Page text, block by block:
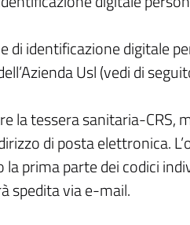
di identificazione digitale
Usl (vedi di
la tessera sanitaria-CRS,
di posta elettronica.
prima parte dei codici
spedita via e-mail.